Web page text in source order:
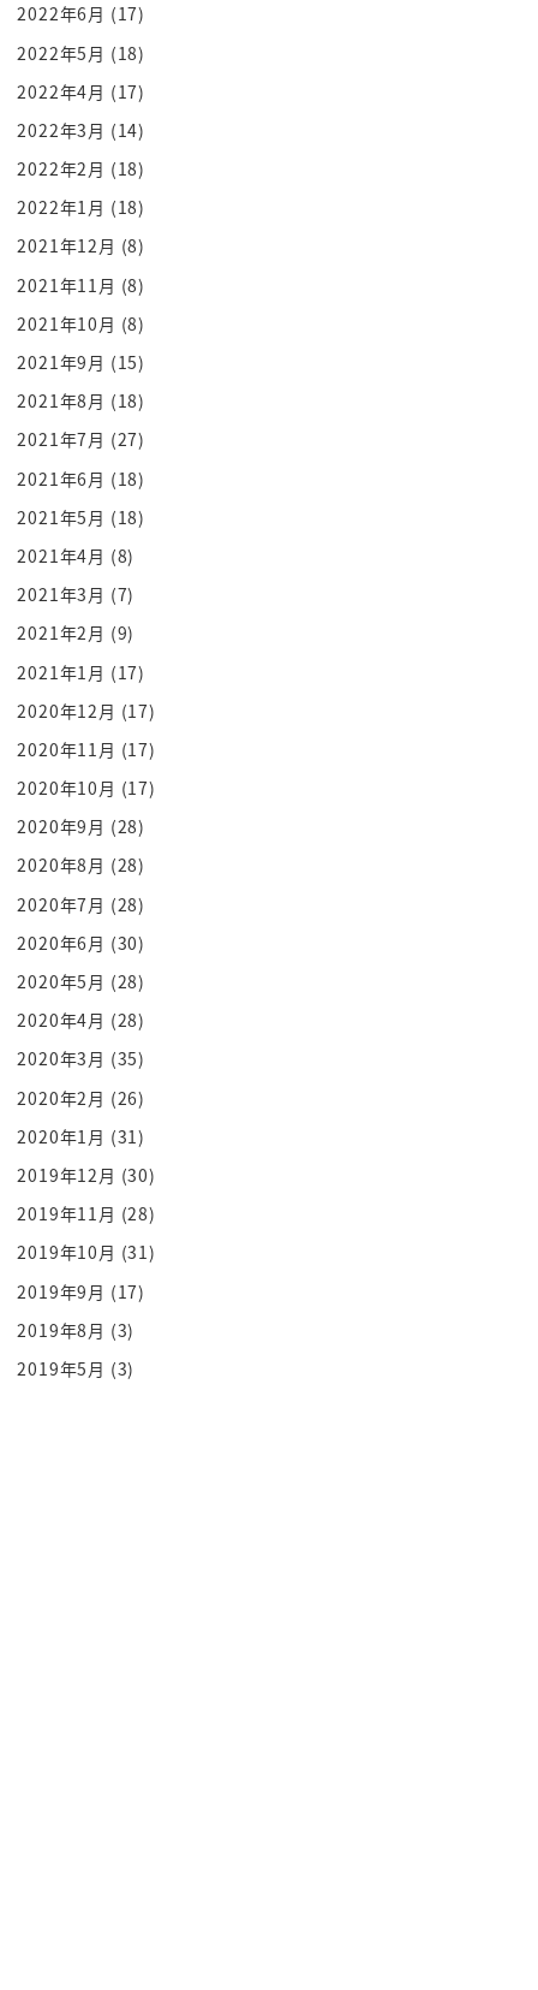
みなさんのストレスをね偉人たちがふっと
はしますよねこれ見せていただきたいさあ
まずはですねどういうところから始まるか
なんで ai とフォログラムの内閣が
大ピンチが訪れるんですね
ねコロナが蔓延したその時日本政府は書道
をミスっていたねー
ノロノロも誰も出していたんですそんな時
にこともあろうに首相官邸でねその
クラスターが8000する
それでですね
ですねなんとその時の首相がまあこれ
フィクションの世界の日本ですけどね時の
首相がコロナで1命を落としてしまう
ところがあるじゃんですよコロナで一国の
首相がなんと
noちょっと高いしてしまったという大
ピンチでもう国会運営が立ち行かないもう
これじゃどうしようもないと言ってですね
どうするんだめぇといった時にですね
我が国のテクノロジーは終結させますって
言ってですね
なんと一見える釣りに開発された ai と
ホログラムがですね
歴史上の偉人を完全に蘇らせたっていう水
途中で言ってそれ
それではもうぞの失われた30年とか
なかったやんというツッコミのんのんだ
からね
便器ってたの
お待たせいたしました日本の皆さん
テクノロジー反応宝具マンを作ったあーの
世界よねもう一度震撼させるとクマので
ai とですねフォローグラムでですね
完全に作り上げたここの設定面白いのが
鈴木徳川家康だ織田信長坂本龍馬といった
そのね能力を完全に再現した ai を
2022年6月 (17)
2022年5月 (18)
2022年4月 (17)
2022年3月 (14)
2022年2月 (18)
2022年1月 (18)
2021年12月 (8)
2021年11月 (8)
2021年10月 (8)
2021年9月 (15)
2021年8月 (18)
2021年7月 (27)
2021年6月 (18)
2021年5月 (18)
2021年4月 (8)
2021年3月 (7)
2021年2月 (9)
2021年1月 (17)
2020年12月 (17)
2020年11月 (17)
2020年10月 (17)
2020年9月 (28)
2020年8月 (28)
2020年7月 (28)
2020年6月 (30)
2020年5月 (28)
2020年4月 (28)
2020年3月 (35)
2020年2月 (26)
2020年1月 (31)
2019年12月 (30)
2019年11月 (28)
2019年10月 (31)
2019年9月 (17)
2019年8月 (3)
2019年5月 (3)